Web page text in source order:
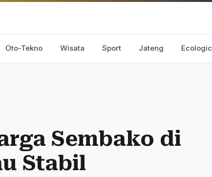
Oto-Tekno Wisata Sport Jateng Ecologic
Sembako di
Stabil